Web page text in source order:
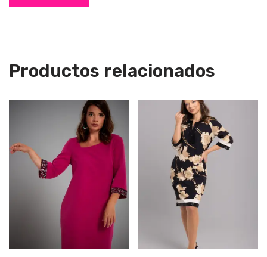
Productos relacionados